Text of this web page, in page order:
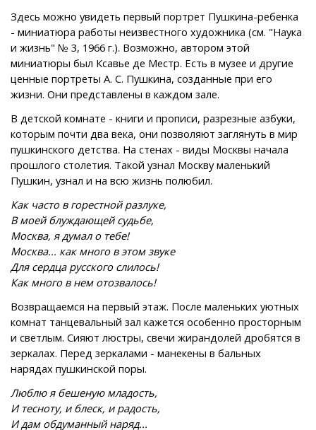
Здесь можно увидеть первый портрет Пушкина-ребенка
- миниатюра работы неизвестного художника (см. "Наука
и жизнь" № 3, 1966 г.). Возможно, автором этой
миниатюры был Ксавье де Местр. Есть в музее и другие
ценные портреты А. С. Пушкина, созданные при его
жизни. Они представлены в каждом зале.
В детской комнате - книги и прописи, разрезные азбуки,
которым почти два века, они позволяют заглянуть в мир
пушкинского детства. На стенах - виды Москвы начала
прошлого столетия. Такой узнал Москву маленький
Пушкин, узнал и на всю жизнь полюбил.
Как часто в горестной разлуке,
В моей блуждающей судьбе,
Москва, я думал о тебе!
Москва... как много в этом звуке
Для сердца русского слилось!
Как много в нем отозвалось!
Возвращаемся на первый этаж. После маленьких уютных
комнат танцевальный зал кажется особенно просторным
и светлым. Сияют люстры, свечи жирандолей дробятся в
зеркалах. Перед зеркалами - манекены в бальных
нарядах пушкинской поры.
Люблю я бешеную младость,
И тесноту, и блеск, и радость,
И дам обдуманный наряд...